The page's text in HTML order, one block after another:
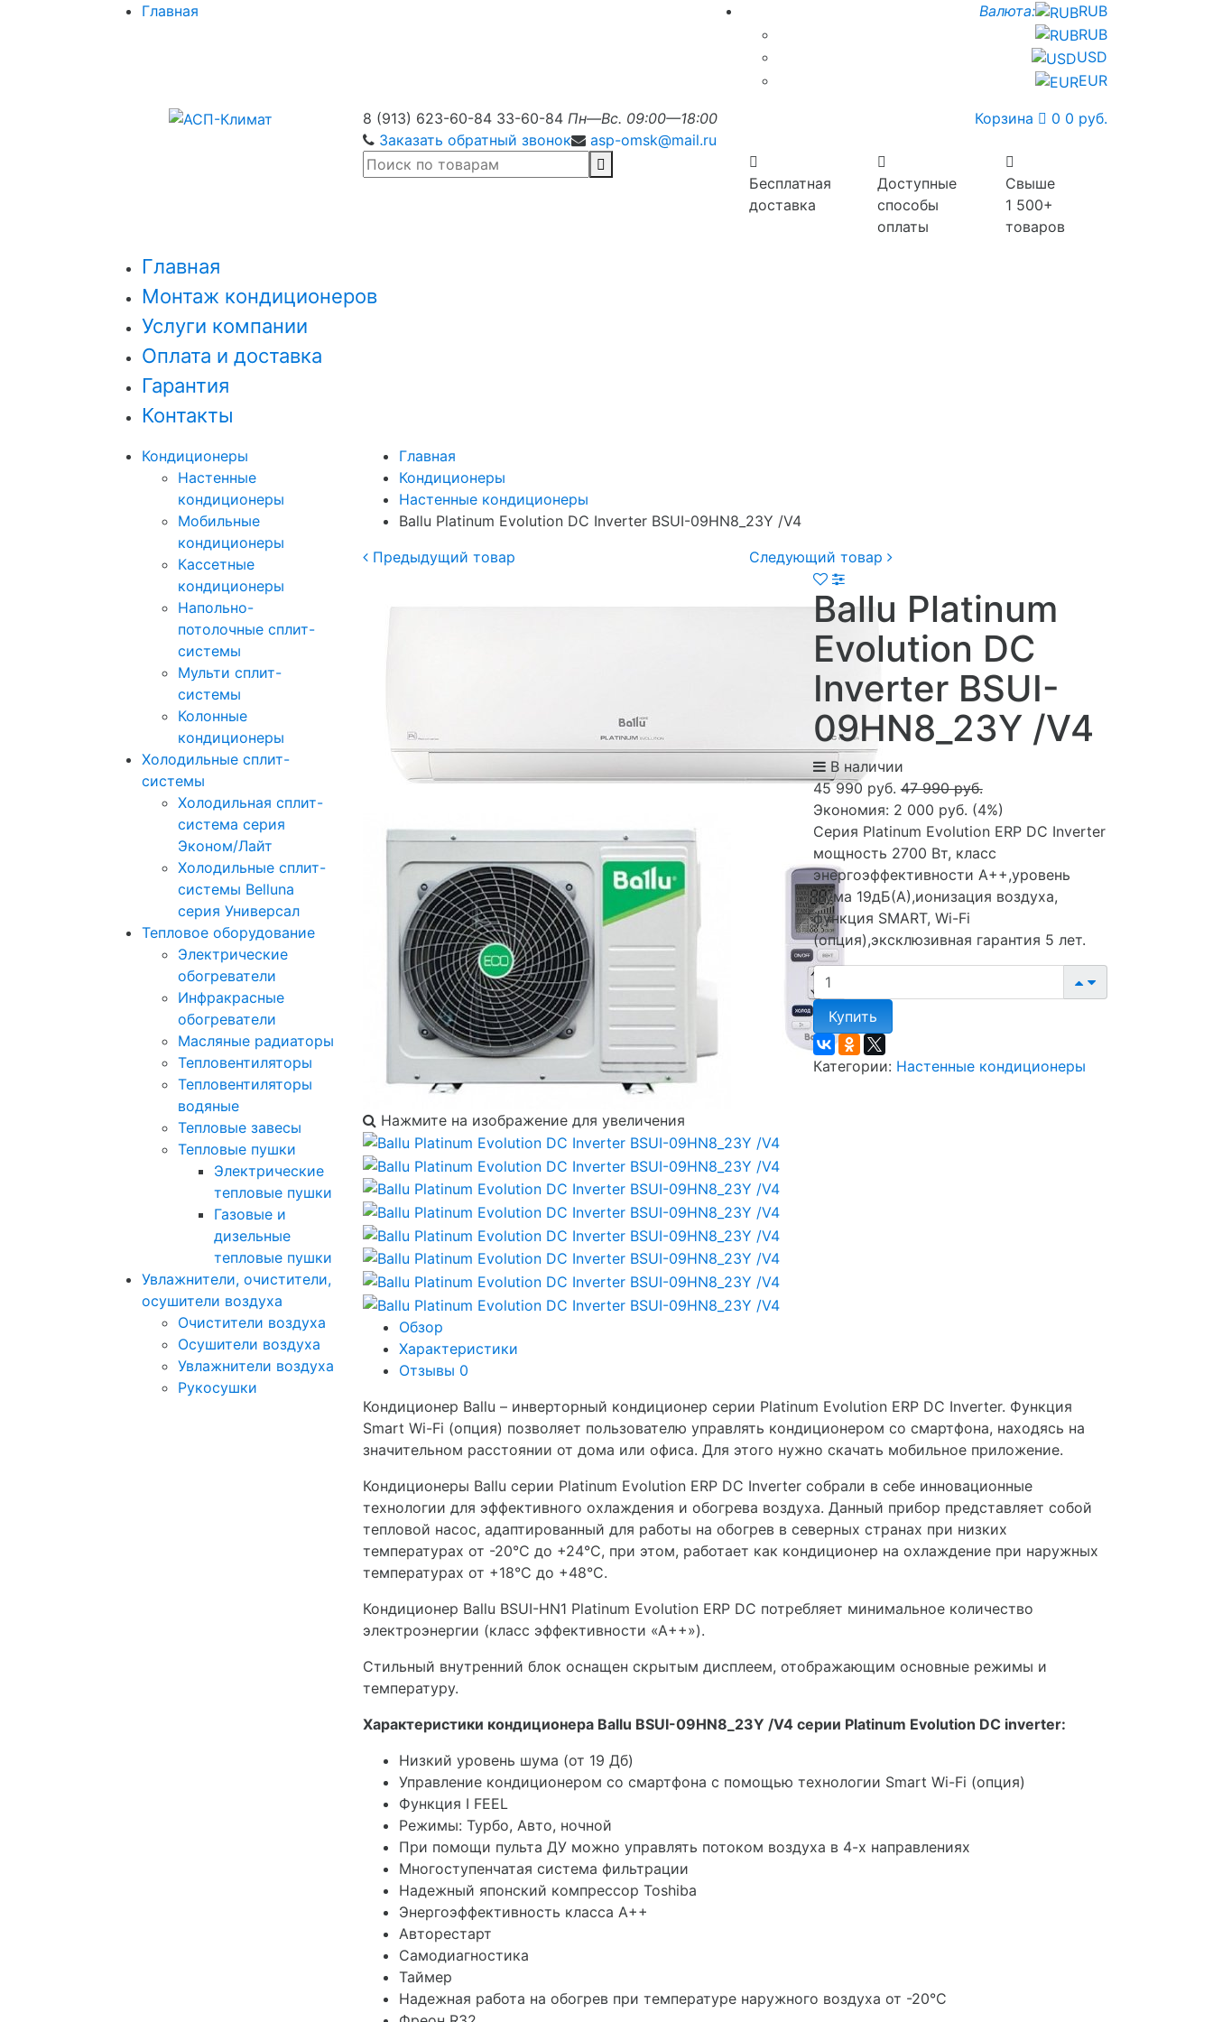
Главная Валюта:
RUB
RUB
USD
EUR
8 (913) 623-60-84 33-60-84 Пн—Вс. 09:00—18:00
Заказать обратный звонок
asp-omsk@mail.ru
Корзина 0 0 руб.
Бесплатная
доставка
Доступные
способы
оплаты
Свыше
1 500+
товаров
Главная
Монтаж кондиционеров
Услуги компании
Оплата и доставка
Гарантия
Контакты
Кондиционеры
Настенные
кондиционеры
Мобильные
кондиционеры
Кассетные
кондиционеры
Напольно-
потолочные сплит-
системы
Мульти сплит-
системы
Колонные
кондиционеры
Холодильные сплит-
системы
Холодильная сплит-
система серия
Эконом/Лайт
Холодильные сплит-
системы Belluna
серия Универсал
Тепловое оборудование
Электрические
обогреватели
Инфракрасные
обогреватели
Масляные радиаторы
Тепловентиляторы
Тепловентиляторы
водяные
Тепловые завесы
Тепловые пушки
Электрические
тепловые пушки
Газовые и
дизельные
тепловые пушки
Увлажнители, очистители,
осушители воздуха
Очистители воздуха
Осушители воздуха
Увлажнители воздуха
Рукосушки
Главная
Кондиционеры
Настенные кондиционеры
Ballu Platinum Evolution DC Inverter BSUI-09HN8_23Y /V4
Предыдущий товар
Следующий товар
Нажмите на изображение для увеличения
Ballu Platinum
Evolution DC
Inverter BSUI-
09HN8_23Y /V4
В наличии
45 990 руб. 47 990 руб.
Экономия: 2 000 руб. (4%)
Серия Platinum Evolution ERP DC Inverter
мощность 2700 Вт, класс
энергоэффективности А++,уровень
шума 19дБ(А),ионизация воздуха,
функция SMART, Wi-Fi
(опция),эксклюзивная гарантия 5 лет.
Купить
Категории: Настенные кондиционеры
Обзор
Характеристики
Отзывы 0
Кондиционер Ballu – инверторный кондиционер серии Platinum Evolution ERP DC Inverter. Функция
Smart Wi-Fi (опция) позволяет пользователю управлять кондиционером со смартфона, находясь на
значительном расстоянии от дома или офиса. Для этого нужно скачать мобильное приложение.
Кондиционеры Ballu серии Platinum Evolution ERP DC Inverter собрали в себе инновационные
технологии для эффективного охлаждения и обогрева воздуха. Данный прибор представляет собой
тепловой насос, адаптированный для работы на обогрев в северных странах при низких
температурах от -20°C до +24°C, при этом, работает как кондиционер на охлаждение при наружных
температурах от +18°C до +48°C.
Кондиционер Ballu BSUI-HN1 Platinum Evolution ERP DC потребляет минимальное количество
электроэнергии (класс эффективности «А++»).
Стильный внутренний блок оснащен скрытым дисплеем, отображающим основные режимы и
температуру.
Характеристики кондиционера Ballu BSUI-09HN8_23Y /V4 серии Platinum Evolution DC inverter:
Низкий уровень шума (от 19 Дб)
Управление кондиционером со смартфона с помощью технологии Smart Wi-Fi (опция)
Функция I FEEL
Режимы: Турбо, Авто, ночной
При помощи пульта ДУ можно управлять потоком воздуха в 4-х направлениях
Многоступенчатая система фильтрации
Надежный японский компрессор Toshiba
Энергоэффективность класса А++
Авторестарт
Самодиагностика
Таймер
Надежная работа на обогрев при температуре наружного воздуха от -20°C